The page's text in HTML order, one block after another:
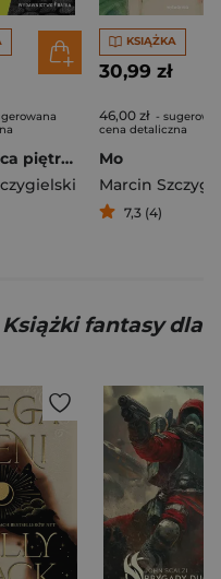
Czarownica piętro wyżej
KSIĄŻKA
30,99 zł
46,00 zł -
cena detaliczna
Mo
7,3 (4)
Książki fantasy dla